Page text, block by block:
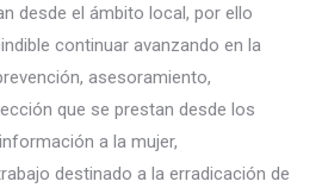
desde el ámbito local, por ello
continuar avanzando en la
asesoramiento,
que se prestan desde los
a la mujer,
destinado a la erradicación de